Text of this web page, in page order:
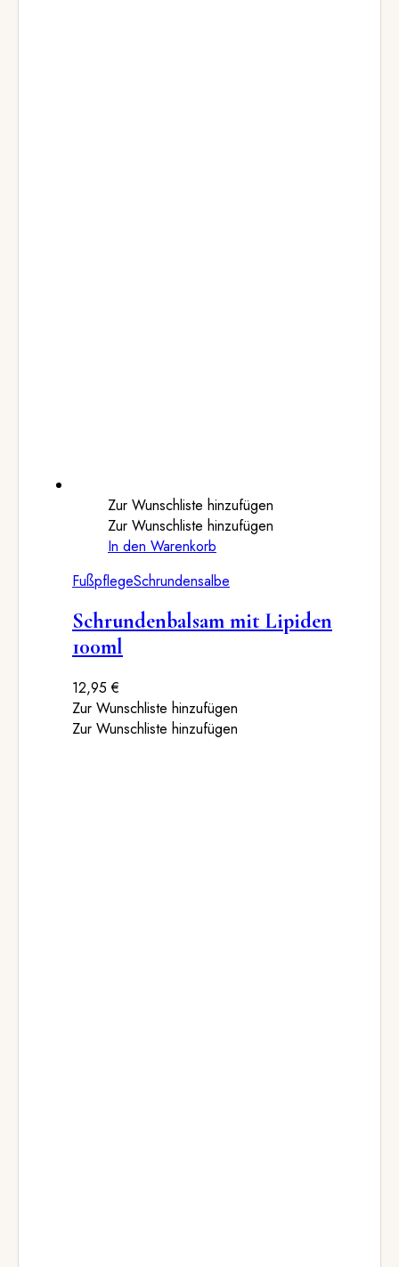
Zur Wunschliste hinzufügen
Zur Wunschliste hinzufügen
In den Warenkorb
FußpflegeSchrundensalbe
Schrundenbalsam mit Lipiden
100ml
12,95€
Zur Wunschliste hinzufügen
Zur Wunschliste hinzufügen